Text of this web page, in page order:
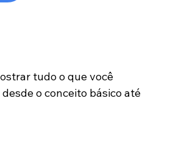
tudo o que você
o conceito básico até